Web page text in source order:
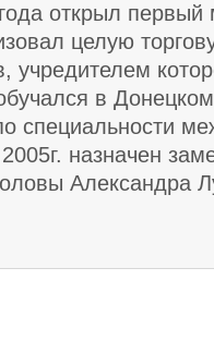
открыл первый
целую
учредителем
в
специальности
назначен
Александра